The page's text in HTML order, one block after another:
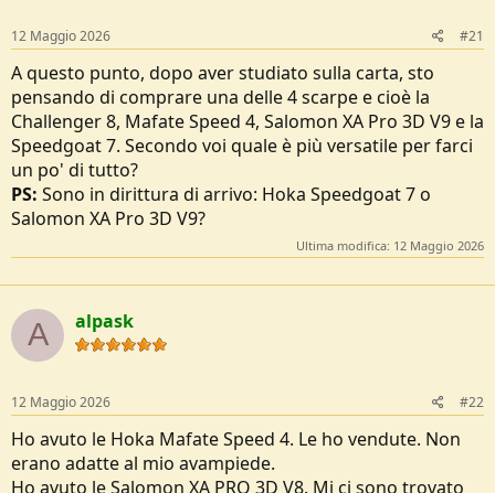
s
c
u
s
s
i
o
n
e
o
12 Maggio 2026 #21
A questo punto, dopo aver studiato sulla carta, sto
pensando di comprare una delle 4 scarpe e cioè la
Challenger 8, Mafate Speed 4, Salomon XA Pro 3D V9 e la
Speedgoat 7. Secondo voi quale è più versatile per farci
un po' di tutto?
PS: Sono in dirittura di arrivo: Hoka Speedgoat 7 o
Salomon XA Pro 3D V9?
Ultima modifica: 12 Maggio 2026
A alpask
12 Maggio 2026 #22
Ho avuto le Hoka Mafate Speed 4. Le ho vendute. Non
erano adatte al mio avampiede.
Ho avuto le Salomon XA PRO 3D V8. Mi ci sono trovato